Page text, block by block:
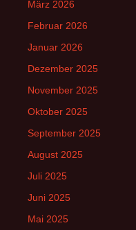
März 2026
Februar 2026
Januar 2026
Dezember 2025
November 2025
Oktober 2025
September 2025
August 2025
Juli 2025
Juni 2025
Mai 2025